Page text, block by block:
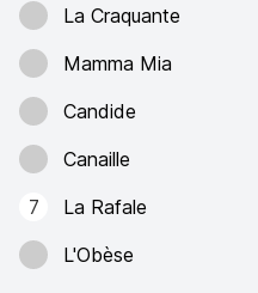
La Craquante
Mamma Mia
Candide
Canaille
7
La Rafale
L'Obèse